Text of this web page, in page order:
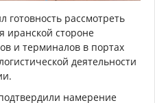
готовность рассмотреть
иранской стороне
и терминалов в портах
деятельности
намерение